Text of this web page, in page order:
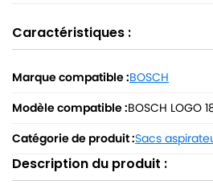
Caractéristiques :
Marque compatible :BOSCH
Modèle compatible :BOSCH LOGO
Catégorie de produit :Sacs
Description du produit :